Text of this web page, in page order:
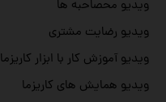
ویدیو محصاحبه ها
ویدیو رضایت مشتری
ویدیو آموزش کار با ابزار کاریزما
ویدیو همایش های کاریزما